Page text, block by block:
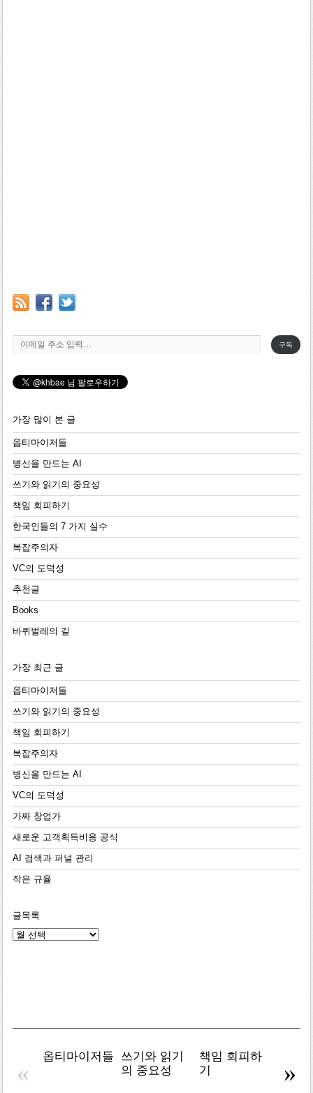
이메일 주소 입력…
구독
가장 많이 본 글
옵티마이저들
병신을 만드는 AI
쓰기와 읽기의 중요성
책임 회피하기
한국인들의 7 가지 실수
복잡주의자
VC의 도덕성
추천글
Books
바퀴벌레의 길
가장 최근 글
옵티마이저들
쓰기와 읽기의 중요성
책임 회피하기
복잡주의자
병신을 만드는 AI
VC의 도덕성
가짜 창업가
새로운 고객획득비용 공식
AI 검색과 퍼널 관리
작은 규율
글목록
글
옵티마이저들
쓰기와 읽기
의 중요성
책임 회피하
기
« »